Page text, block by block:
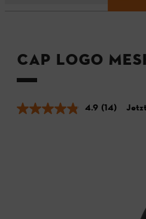
Cap LOGO
4.9 (14)